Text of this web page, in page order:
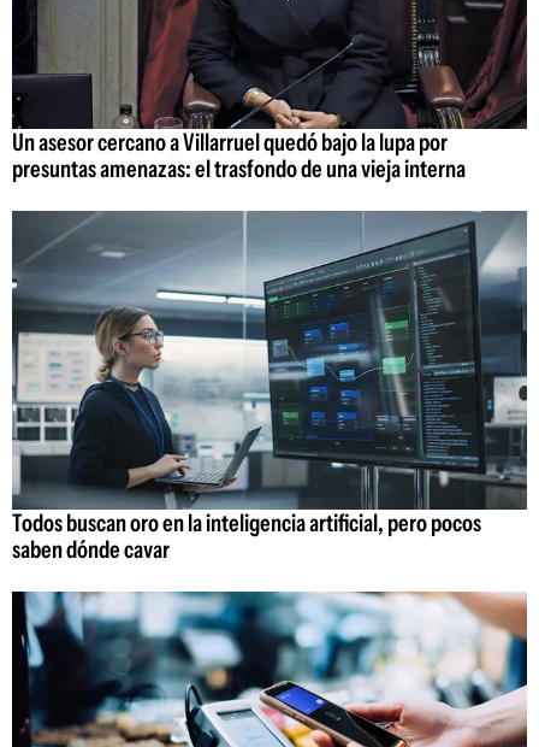
Un asesor cercano a Villarruel quedó bajo la lupa por
presuntas amenazas: el trasfondo de una vieja interna
Todos buscan oro en la inteligencia artificial, pero pocos
saben dónde cavar